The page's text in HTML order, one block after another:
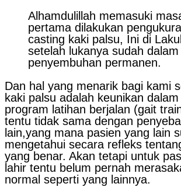
Alhamdulillah memasuki
pertama dilakukan
casting kaki palsu, Ini di
setelah lukanya sudah
penyembuhan permanen.
Dan hal yang menarik bagi kami
kaki palsu adalah keunikan
program latihan berjalan (gait
tentu tidak sama dengan
lain,yang mana pasien yang lain
mengetahui secara refleks
yang benar. Akan tetapi untuk
lahir tentu belum pernah
normal seperti yang lainnya.